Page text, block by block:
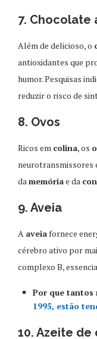
7. Chocolate
Além de delicioso, o
antioxidantes que
humor. Pesquisas
reduzir o risco de
8. Ovos
Ricos em colina, os
neurotransmissores
damemóriae da
9. Aveia
A aveiafornece
cérebro ativo por
complexo B,
Por que tantos
1995, estão
10. Azeite de